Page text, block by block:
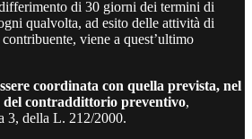
di 30 giorni dei termini di
qualvolta, ad esito delle attività di
viene a quest’ultimo
coordinata con quella prevista, nel
del contraddittorio preventivo,
3, della L. 212/2000.